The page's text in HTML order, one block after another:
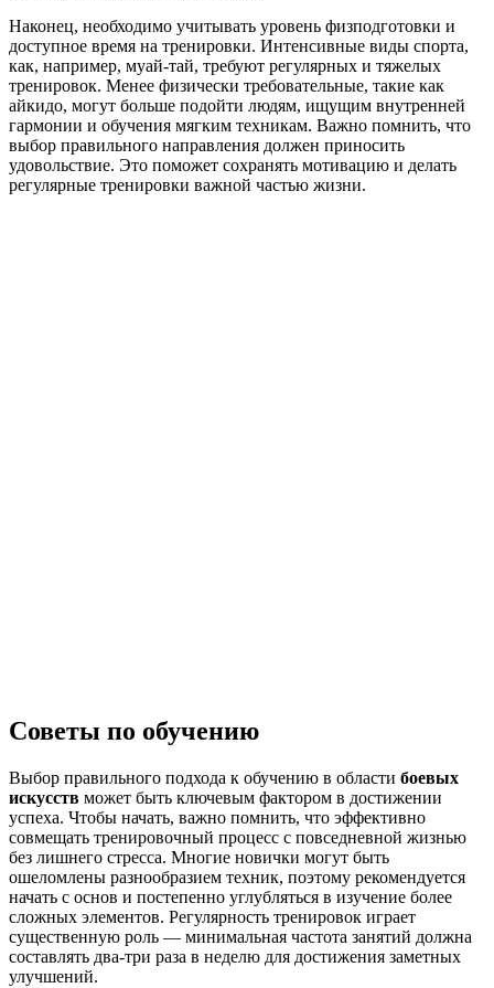
Наконец, необходимо учитывать уровень физподготовки и
доступное время на тренировки. Интенсивные виды спорта,
как, например, муай-тай, требуют регулярных и тяжелых
тренировок. Менее физически требовательные, такие как
айкидо, могут больше подойти людям, ищущим внутренней
гармонии и обучения мягким техникам. Важно помнить, что
выбор правильного направления должен приносить
удовольствие. Это поможет сохранять мотивацию и делать
регулярные тренировки важной частью жизни.
Советы по обучению
Выбор правильного подхода к обучению в области боевых
искусств может быть ключевым фактором в достижении
успеха. Чтобы начать, важно помнить, что эффективно
совмещать тренировочный процесс с повседневной жизнью
без лишнего стресса. Многие новички могут быть
ошеломлены разнообразием техник, поэтому рекомендуется
начать с основ и постепенно углубляться в изучение более
сложных элементов. Регулярность тренировок играет
существенную роль — минимальная частота занятий должна
составлять два-три раза в неделю для достижения заметных
улучшений.